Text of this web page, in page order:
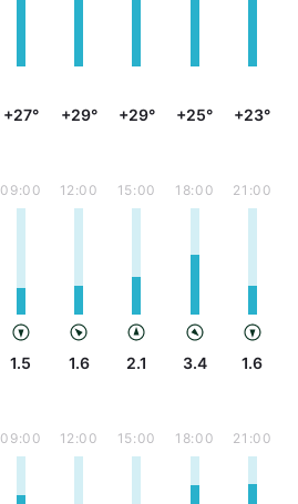
+27° +29° +29° +25° +23°
09:00
1.5
12:00
1.6
15:00
2.1
18:00
3.4
21:00
1.6
09:00 12:00 15:00 18:00 21:00